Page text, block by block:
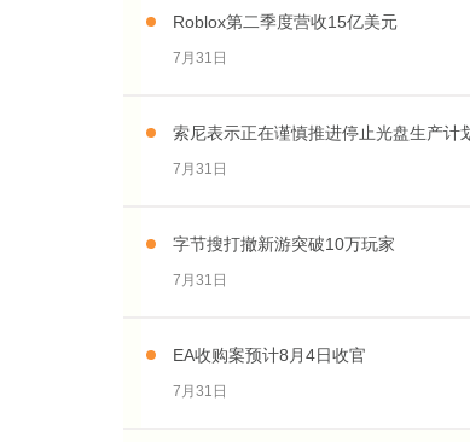
Roblox第二季度营收15亿美元
7月31日
索尼表示正在谨慎推进停止光盘生产计
7月31日
字节搜打撤新游突破10万玩家
7月31日
EA收购案预计8月4日收官
7月31日